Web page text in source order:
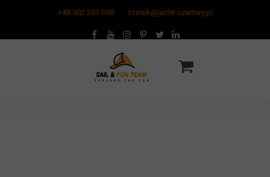
+48 502 201 098 tomek@jacht-czartery.pl